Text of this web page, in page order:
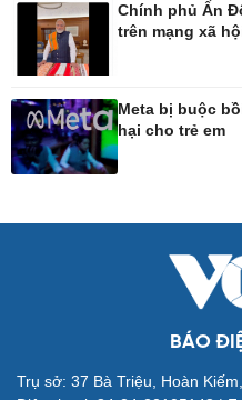
Ô tô - Xe máy
Xe máy
Tư vấn
Chính phủ Ấn
trên mạng xã
Meta bị buộc
hại cho trẻ em
BÁO
Trụ sở: 37 Bà Triệu, Hoàn